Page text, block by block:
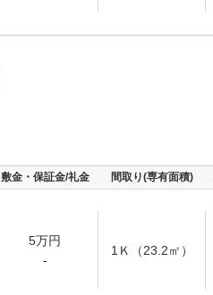
敷金・保証金/礼金 間取り(専有面積)
5万円
-
1Ｋ（23.2㎡）